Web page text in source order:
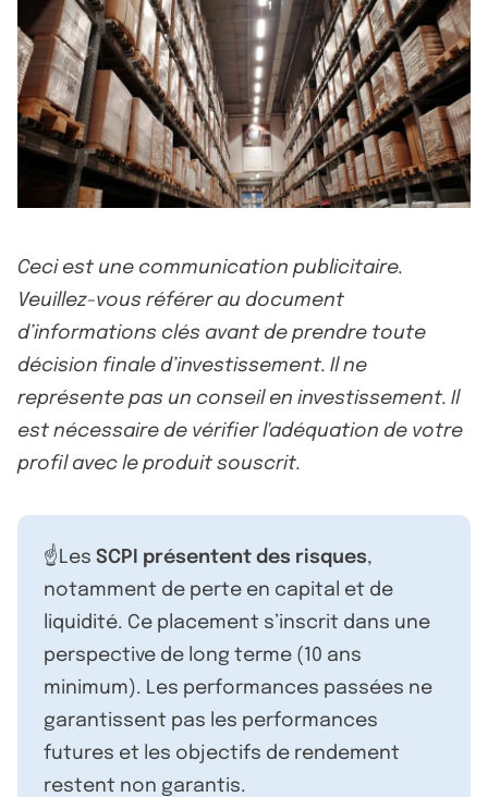
Ceci est une communication publicitaire.
Veuillez-vous référer au document
d’informations clés avant de prendre toute
décision finale d’investissement. Il ne
représente pas un conseil en investissement. Il
est nécessaire de vérifier l'adéquation de votre
profil avec le produit souscrit.
☝️Les SCPI présentent des risques,
notamment de perte en capital et de
liquidité. Ce placement s’inscrit dans une
perspective de long terme (10 ans
minimum). Les performances passées ne
garantissent pas les performances
futures et les objectifs de rendement
restent non garantis.